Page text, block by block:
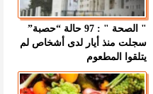
" الصحة " : 97 حالة “حصبة”
سجلت منذ أيار لدى أشخاص لم
يتلقوا المطعوم